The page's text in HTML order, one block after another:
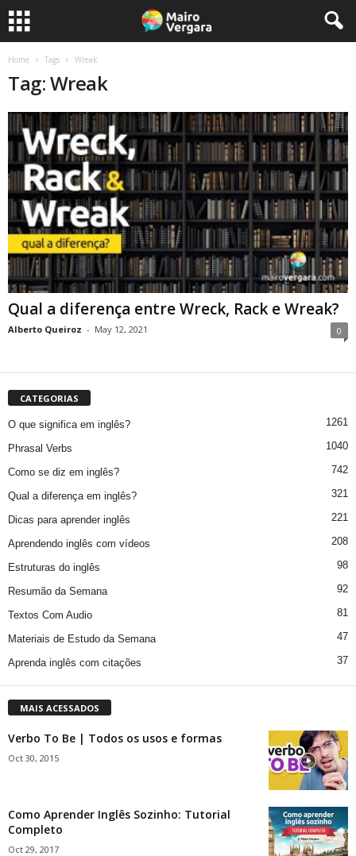
Home Tags Wreak
Tag: Wreak
Qual a diferença entre Wreck, Rack e Wreak?
Alberto Queiroz - May 12, 2021 0
CATEGORIAS
O que significa em inglês? 1261
Phrasal Verbs 1040
Como se diz em inglês? 742
Qual a diferença em inglês? 321
Dicas para aprender inglês 221
Aprendendo inglês com vídeos 208
Estruturas do inglês 98
Resumão da Semana 92
Textos Com Audio 81
Materiais de Estudo da Semana 47
Aprenda inglês com citações 37
MAIS ACESSADOS
Verbo To Be | Todos os usos e formas
Oct 30, 2015
Como Aprender Inglês Sozinho: Tutorial
Completo
Oct 29, 2017